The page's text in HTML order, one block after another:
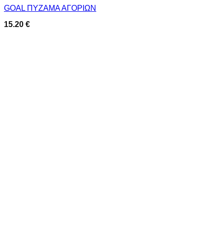
GOAL ΠΥΖΑΜΑ ΑΓΟΡΙΩΝ
15.20 €